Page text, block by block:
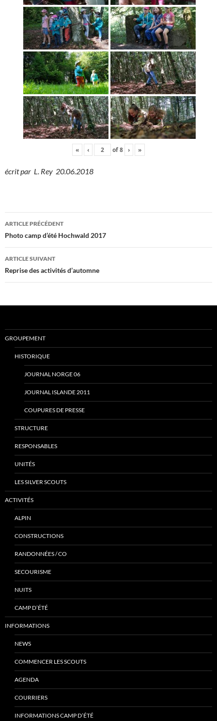
« ‹ of8 › »
écrit par L. Rey 20.06.2018
Navigation
des
articles
ARTICLE PRÉCÉDENT
Photo camp d’été Hochwald 2017
ARTICLE SUIVANT
Reprise des activités d’automne
GROUPEMENT
HISTORIQUE
JOURNAL NORGE 06
JOURNAL ISLANDE 2011
COUPURES DE PRESSE
STRUCTURE
RESPONSABLES
UNITÉS
LES SILVER SCOUTS
ACTIVITÉS
ALPIN
CONSTRUCTIONS
RANDONNÉES / CO
SECOURISME
NUITS
CAMP D’ÉTÉ
INFORMATIONS
NEWS
COMMENCER LES SCOUTS
AGENDA
COURRIERS
INFORMATIONS CAMP D’ÉTÉ